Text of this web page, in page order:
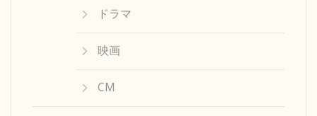
ドラマ
映画
CM